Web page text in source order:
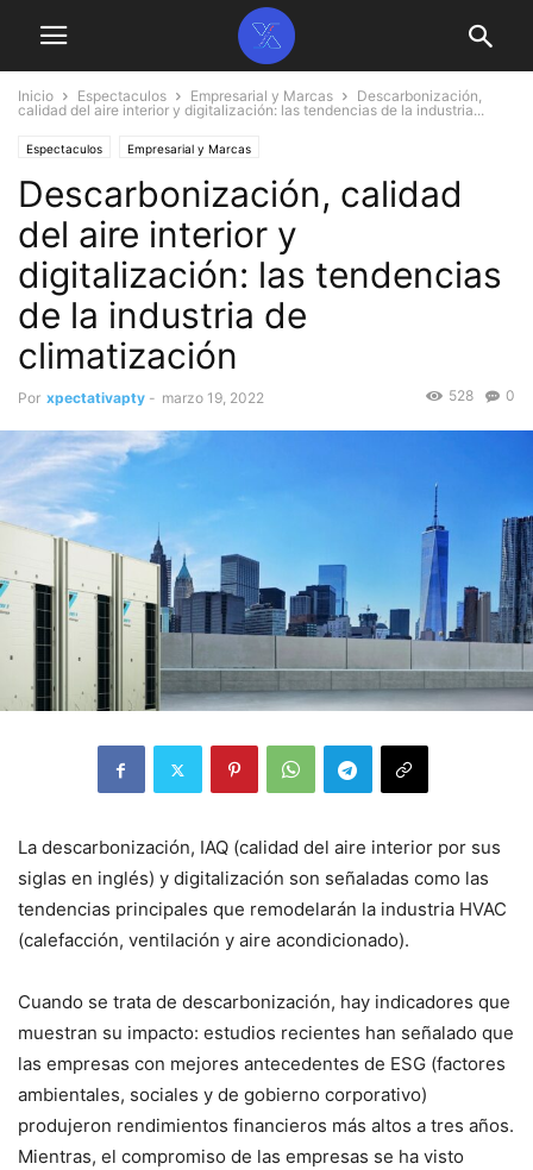
Inicio Espectaculos Empresarial y Marcas
Descarbonización,
calidad del aire interior y digitalización: las tendencias de la industria...
Espectaculos Empresarial y Marcas
Descarbonización, calidad
del aire interior y
digitalización: las tendencias
de la industria de
climatización
Por xpectativapty - marzo 19, 2022 0
528
La descarbonización, IAQ (calidad del aire interior por sus
siglas en inglés) y digitalización son señaladas como las
tendencias principales que remodelarán la industria HVAC
(calefacción, ventilación y aire acondicionado).
Cuando se trata de descarbonización, hay indicadores que
muestran su impacto: estudios recientes han señalado que
las empresas con mejores antecedentes de ESG (factores
ambientales, sociales y de gobierno corporativo)
produjeron rendimientos financieros más altos a tres años.
Mientras, el compromiso de las empresas se ha visto